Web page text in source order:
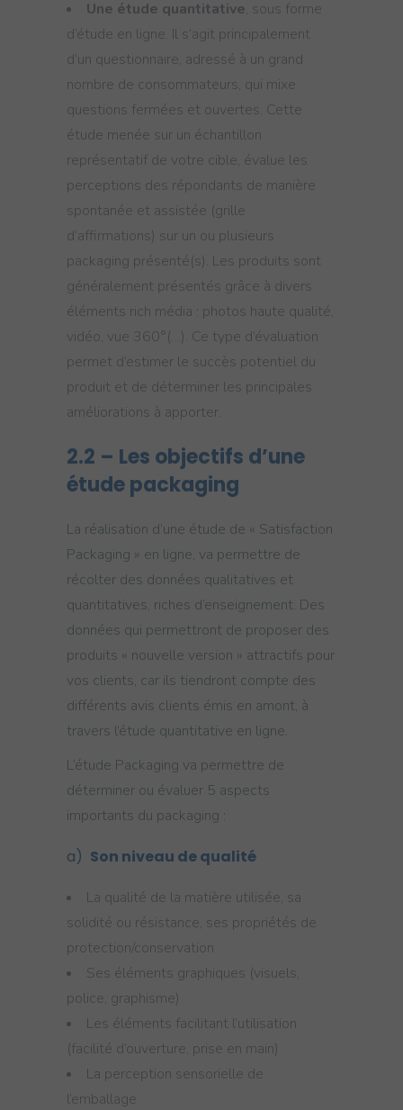
Une étude quantitative, sous forme
d’étude en ligne. Il s’agit principalement
d’un questionnaire, adressé à un grand
nombre de consommateurs, qui mixe
questions fermées et ouvertes. Cette
étude menée sur un échantillon
représentatif de votre cible, évalue les
perceptions des répondants de manière
spontanée et assistée (grille
d’affirmations) sur un ou plusieurs
packaging présenté(s). Les produits sont
généralement présentés grâce à divers
éléments rich média : photos haute qualité,
vidéo, vue 360°(…). Ce type d’évaluation
permet d’estimer le succès potentiel du
produit et de déterminer les principales
améliorations à apporter.
2.2 – Les objectifs d’une
étude packaging
La réalisation d’une étude de « Satisfaction
Packaging » en ligne, va permettre de
récolter des données qualitatives et
quantitatives, riches d’enseignement. Des
données qui permettront de proposer des
produits « nouvelle version » attractifs pour
vos clients, car ils tiendront compte des
différents avis clients émis en amont, à
travers l’étude quantitative en ligne.
L’étude Packaging va permettre de
déterminer ou évaluer 5 aspects
importants du packaging :
a) Son niveau de qualité
La qualité de la matière utilisée, sa
solidité ou résistance, ses propriétés de
protection/conservation
Ses éléments graphiques (visuels,
police, graphisme)
Les éléments facilitant l’utilisation
(facilité d’ouverture, prise en main)
La perception sensorielle de
l’emballage